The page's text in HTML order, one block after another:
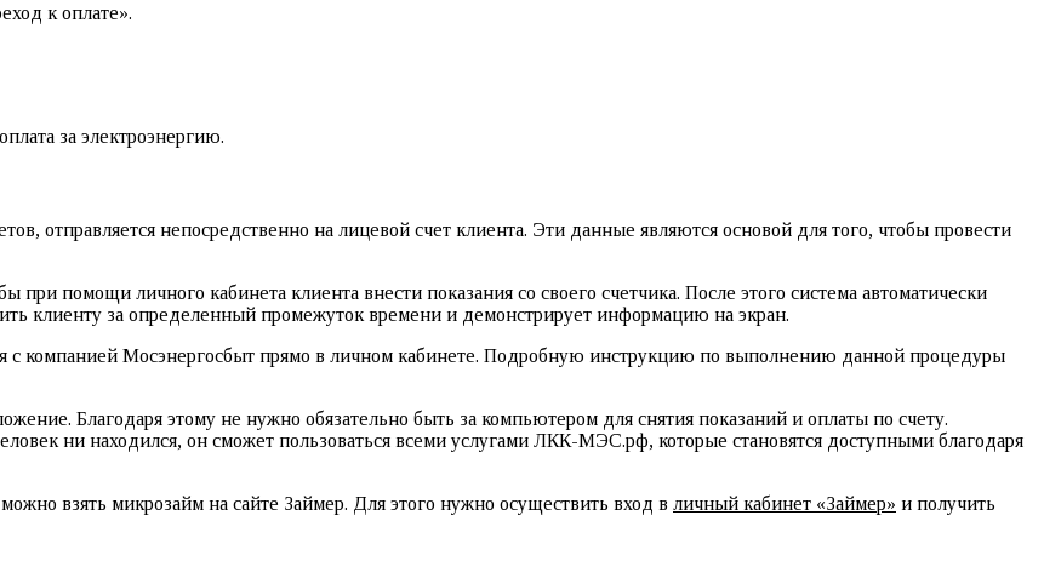
к оплате».
за электроэнергию.
отправляется непосредственно на лицевой счет клиента. Эти данные являются основой для того, чтобы провести
помощи личного кабинета клиента внести показания со своего счетчика. После этого система автоматически
клиенту за определенный промежуток времени и демонстрирует информацию на экран.
с компанией Мосэнергосбыт прямо в личном кабинете. Подробную инструкцию по выполнению данной процедуры
Благодаря этому не нужно обязательно быть за компьютером для снятия показаний и оплаты по счету.
ни находился, он сможет пользоваться всеми услугами ЛКК-МЭС.рф, которые становятся доступными благодаря
взять микрозайм на сайте Займер. Для этого нужно осуществить вход в личный кабинет «Займер» и получить